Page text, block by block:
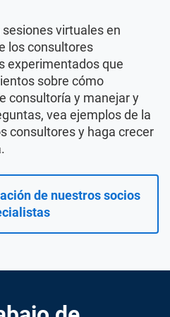
virtuales en
los consultores
experimentados que
sobre cómo
consultoría y manejar y
vea ejemplos de la
consultores y haga crecer
de nuestros socios